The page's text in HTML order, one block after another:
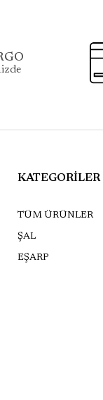
KATEGORİLER
TÜM ÜRÜNLER
ŞAL
EŞARP